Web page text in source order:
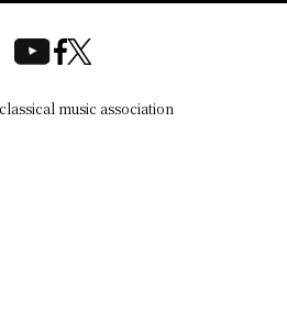
music association